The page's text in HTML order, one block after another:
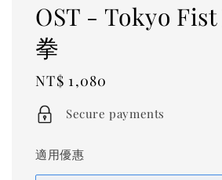
OST - Tokyo
拳
Regular
price
NT$ 1,080
Secure payments
適用優惠